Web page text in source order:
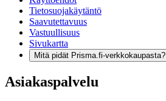
Tietosuojakäytäntö
Saavutettavuus
Vastuullisuus
Sivukartta
Mitä pidät Prisma.fi-verkkokaupasta?
Asiakaspalvelu